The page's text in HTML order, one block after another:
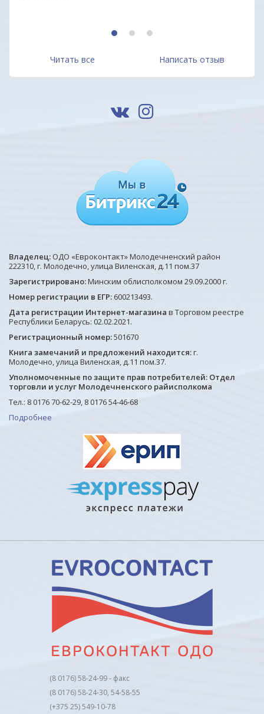
1 2 3
Читать все Написать отзыв
Владелец: ОДО «Евроконтакт» Молодечненский район
222310, г. Молодечно, улица Виленская, д.11 пом.37
Зарегистрировано:Минским облисполкомом 29.09.2000 г.
Номер регистрации в ЕГР: 600213493.
Дата регистрации Интернет-магазина в Торговом реестре
Республики Беларусь: 02.02.2021.
Регистрационный номер:501670
Книга замечаний и предложений находится:г.
Молодечно, улица Виленская, д.11 пом.37.
Уполномоченные по защите прав потребителей: Отдел
торговли и услуг Молодечненского райисполкома
Тел.: 8 0176 70-62-29, 8 0176 54-46-68
Подробнее
(8 0176) 58-24-99 - факс
(8 0176) 58-24-30, 54-58-55
(+375 25) 549-10-78